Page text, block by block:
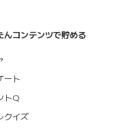
んコンテンツで貯める
ート
トQ
クイズ